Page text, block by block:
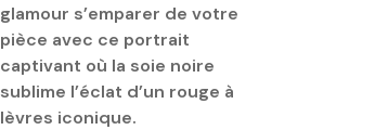
glamour s’emparer de votre
pièce avec ce portrait
captivant où la soie noire
sublime l’éclat d’un rouge à
lèvres iconique.